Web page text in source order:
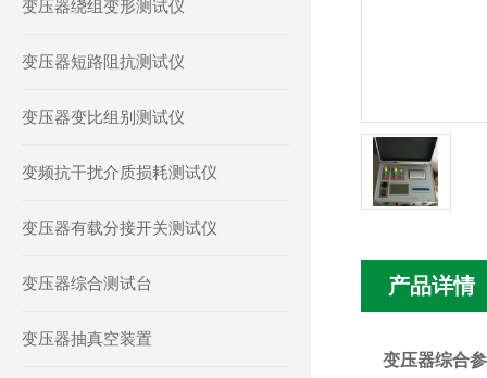
变压器绕组变形测试仪
变压器短路阻抗测试仪
变压器变比组别测试仪
变频抗干扰介质损耗测试仪
变压器有载分接开关测试仪
变压器综合测试台
变压器抽真空装置
产品详情
变压器综合